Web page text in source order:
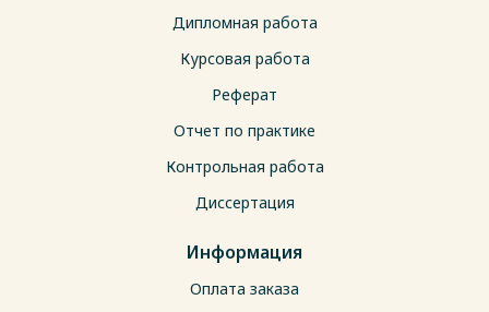
Дипломная работа
Курсовая работа
Реферат
Отчет по практике
Контрольная работа
Диссертация
Информация
Оплата заказа